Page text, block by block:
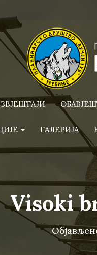
ГАЛЕРИЈА
Visoki